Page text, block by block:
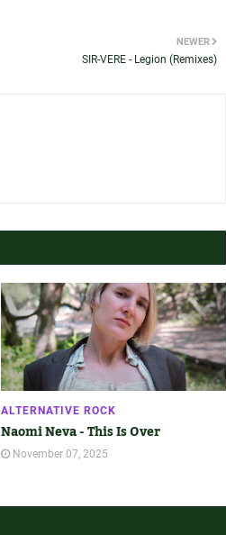
NEWER
SIR-VERE - Legion (Remixes)
ALTERNATIVE ROCK
Naomi Neva - This Is Over
November 07, 2025